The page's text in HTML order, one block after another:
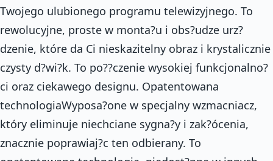
Twojego ulubionego programu telewizyjnego. To
rewolucyjne, proste w monta?u i obs?udze urz?
dzenie, które da Ci nieskazitelny obraz i krystalicznie
czysty d?wi?k. To po??czenie wysokiej funkcjonalno?
ci oraz ciekawego designu. Opatentowana
technologiaWyposa?one w specjalny wzmacniacz,
który eliminuje niechciane sygna?y i zak?ócenia,
znacznie poprawiaj?c ten odbierany. To